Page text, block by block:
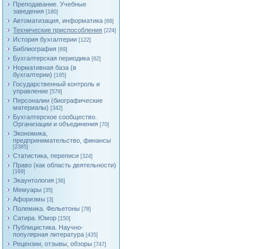
Преподавание. Учебные
заведения [180]
Автоматизация, информатика [68]
Технические приспособления [224]
История бухгалтерии [122]
Библиография [69]
Бухгалтерская периодика [62]
Нормативная база (в
бухгалтерии) [195]
Государственный контроль и
управление [579]
Персоналии (биографические
материалы) [342]
Бухгалтерское сообщество.
Организации и объединения [70]
Экономика,
предпринимательство, финансы
[2385]
Статистика, переписи [324]
Право (как область деятельности)
[169]
Экаунтология [36]
Мемуары [35]
Афоризмы [3]
Полемика. Фельетоны [78]
Сатира. Юмор [150]
Публицистика. Научно-
популярная литература [435]
Рецензии, отзывы, обзоры [747]